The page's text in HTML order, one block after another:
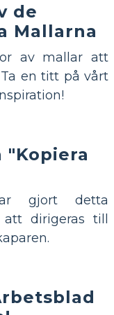
de
Mallarna
av mallar att
en titt på vårt
"Kopiera
gjort detta
dirigeras till